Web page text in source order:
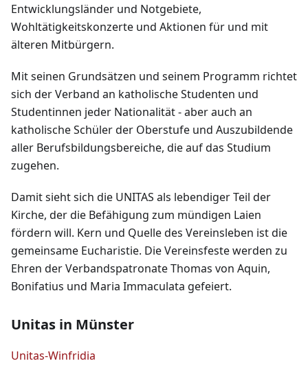
Entwicklungsländer und Notgebiete,
Wohltätigkeitskonzerte und Aktionen für und mit
älteren Mitbürgern.
Mit seinen Grundsätzen und seinem Programm richtet
sich der Verband an katholische Studenten und
Studentinnen jeder Nationalität - aber auch an
katholische Schüler der Oberstufe und Auszubildende
aller Berufsbildungsbereiche, die auf das Studium
zugehen.
Damit sieht sich die UNITAS als lebendiger Teil der
Kirche, der die Befähigung zum mündigen Laien
fördern will. Kern und Quelle des Vereinsleben ist die
gemeinsame Eucharistie. Die Vereinsfeste werden zu
Ehren der Verbandspatronate Thomas von Aquin,
Bonifatius und Maria Immaculata gefeiert.
Unitas in Münster
Unitas-Winfridia